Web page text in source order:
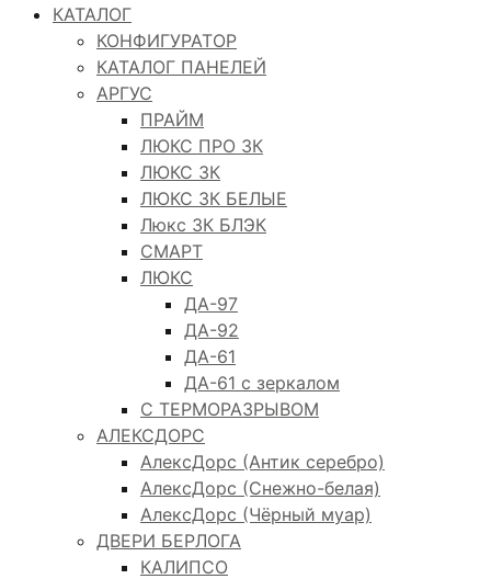
КАТАЛОГ
КОНФИГУРАТОР
КАТАЛОГ ПАНЕЛЕЙ
АРГУС
ПРАЙМ
ЛЮКС ПРО 3К
ЛЮКС 3К
ЛЮКС 3К БЕЛЫЕ
Люкс 3К БЛЭК
СМАРТ
ЛЮКС
ДА-97
ДА-92
ДА-61
ДА-61 с зеркалом
С ТЕРМОРАЗРЫВОМ
АЛЕКСДОРС
АлексДорс (Антик серебро)
АлексДорс (Снежно-белая)
АлексДорс (Чёрный муар)
ДВЕРИ БЕРЛОГА
КАЛИПСО